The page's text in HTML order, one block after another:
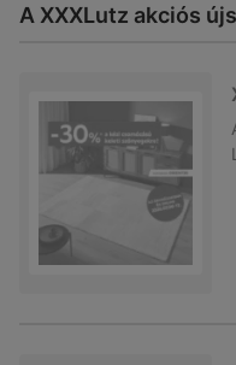
A XXXLutz akciós